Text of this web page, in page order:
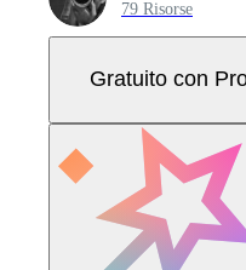
79 Risorse
Gratuito con